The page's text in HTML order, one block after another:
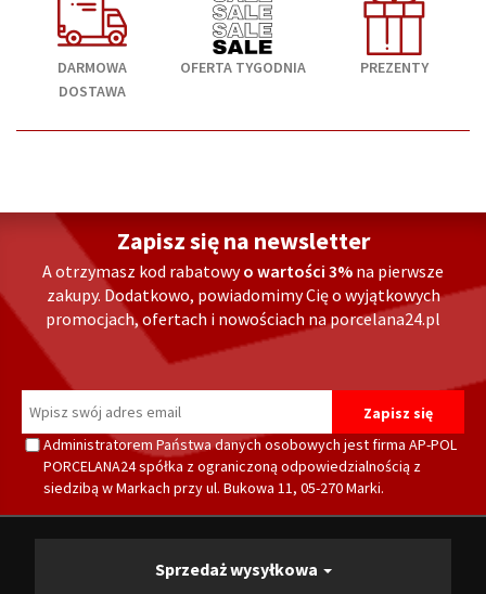
DARMOWA
DOSTAWA
OFERTA TYGODNIA PREZENTY
Zapisz się na newsletter
A otrzymasz kod rabatowyo wartości 3% na pierwsze
zakupy. Dodatkowo, powiadomimy Cię o wyjątkowych
promocjach, ofertach i nowościach na porcelana24.pl
Administratorem Państwa danych osobowych jest firma AP-POL
PORCELANA24 spółka z ograniczoną odpowiedzialnością z
siedzibą w Markach przy ul. Bukowa 11, 05-270 Marki.
Sprzedaż wysyłkowa